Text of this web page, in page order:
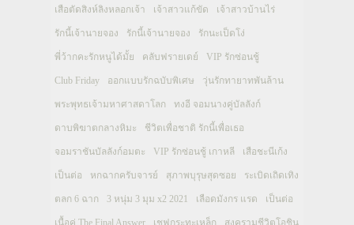
เสือตัดสิงห์ลิงหลอกเจ้า เจ้าสาวแก้ขัด เจ้าสาวบ้านไร่
รักนี้เจ้านายจอง รักนี้เจ้านายจอง รักนะเป็ดโง่
พี่ว้ากคะรักหนูได้มั้ย คลับฟรายเดย์ VIP รักซ่อนชู้
Club Friday ออกแบบรักฉบับพิเศษ วุ่นรักทายาทพันล้าน
พระพุทธเจ้ามหาศาสดาโลก ทงอี จอมนางคู่บัลลังก์
ดาบพิฆาตกลางหิมะ ชีวิตเพื่อชาติ รักนี้เพื่อเธอ
จอมราชันบัลลังก์อมตะ VIP รักซ่อนชู้ เกาหลี เสือชะนีเก้ง
เป็นต่อ หกฉากครับจารย์ สุภาพบุรุษสุดซอย ระเบิดเถิดเทิง
ตลก 6 ฉาก 3 หนุ่ม 3 มุม x2 2021 เลือดมังกร แรด เป็นต่อ
เนื้อคู่ The Final Answer เชฟกระทะเหล็ก สงครามชีวิตโอชิน